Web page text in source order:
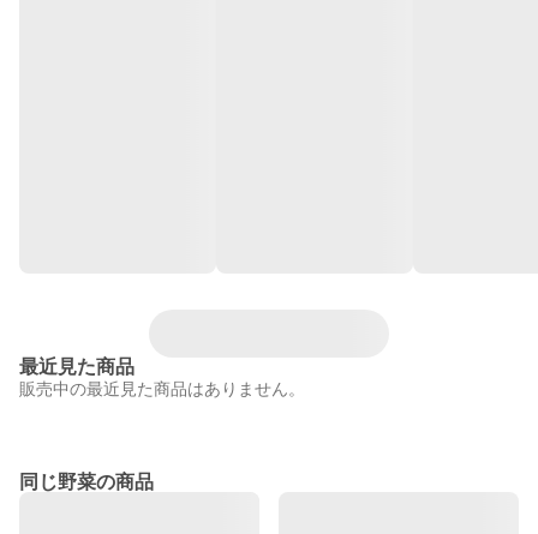
最近見た商品
販売中の最近見た商品はありません。
同じ野菜の商品